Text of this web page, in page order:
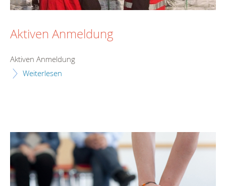
Aktiven Anmeldung
Aktiven Anmeldung
Weiterlesen